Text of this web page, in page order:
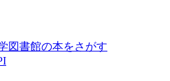
図書館の本をさがす